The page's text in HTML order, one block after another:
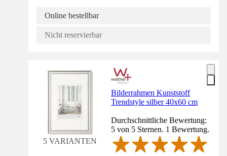
Online bestellbar
Nicht reservierbar
5 VARIANTEN
Bilderrahmen Kunststoff
Trendstyle silber 40x60 cm
Durchschnittliche Bewertung:
5 von 5 Sternen. 1 Bewertung.